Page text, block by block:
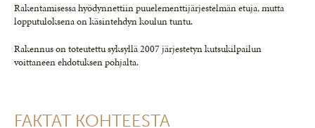
Rakentamisessa hyödynnettiin puuelementtijärjestelmän etuja, mutta
lopputuloksena on käsintehdyn koulun tuntu.
Rakennus on toteutettu syksyllä 2007 järjestetyn kutsukilpailun
voittaneen ehdotuksen pohjalta.
FAKTAT KOHTEESTA